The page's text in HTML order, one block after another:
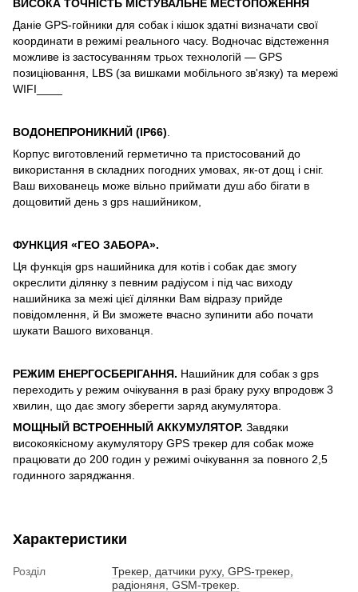
ВИСОКА ТОЧНІСТЬ МІСТУВАЛЬНЕ МЕСТОПОЖЕННЯ
Даніe GPS-гойники для собак і кішок здатні визначати свої
координати в режимі реального часу. Водночас відстеження
можливе із застосуванням трьох технологій — GPS
позиціювання, LBS (за вишками мобільного зв'язку) та мережі
WIFI____
ВОДОНЕПРОНИКНИЙ (IP66)
Корпус виготовлений герметично та пристосований до
використання в складних погодних умовах, як-от дощ і сніг.
Ваш вихованець може вільно приймати душ або бігати в
дощовитий день з gps нашийником,
ФУНКЦИЯ «ГЕО ЗАБОРА».
Ця функція gps нашийника для котів і собак дає змогу
окреслити ділянку з певним радіусом і під час виходу
нашийника за межі цієї ділянки Вам відразу прийде
повідомлення, й Ви зможете вчасно зупинити або почати
шукати Вашого вихованця.
РЕЖИМ ЕНЕРГОСБЕРІГАННЯ. Нашийник для собак з gps
переходить у режим очікування в разі браку руху впродовж 3
хвилин, що дає змогу зберегти заряд акумулятора.
МОЩНЫЙ ВСТРОЕННЫЙ АККУМУЛЯТОР. Завдяки
високоякісному акумулятору GPS трекер для собак може
працювати до 200 годин у режимі очікування за повного 2,5
годинного заряджання.
Характеристики
Розділ
Трекер, датчики руху, GPS-трекер,
радіоняня, GSM-трекер.